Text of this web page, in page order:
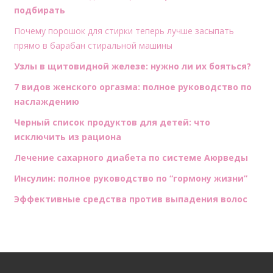
подбирать
Почему порошок для стирки теперь лучше засыпать
прямо в барабан стиральной машины
Узлы в щитовидной железе: нужно ли их бояться?
7 видов женского оргазма: полное руководство по
наслаждению
Черный список продуктов для детей: что
исключить из рациона
Лечение сахарного диабета по системе Аюрведы
Инсулин: полное руководство по “гормону жизни”
Эффективные средства против выпадения волос